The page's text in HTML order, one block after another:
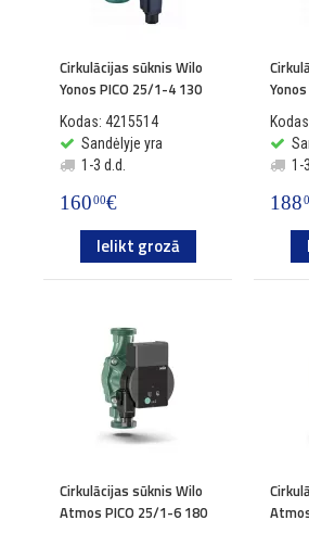
Cirkulācijas sūknis Wilo
Yonos PICO 25/1-4 130
Kodas: 4215514
Sandėlyje yra
1-3 d.d.
16000€
Ielikt grozā
1-
188
Cirkulācijas sūknis Wilo
Atmos PICO 25/1-6 180